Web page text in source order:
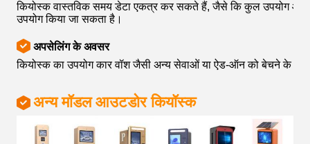
कियोस्क वास्तविक समय डेटा एकत्र कर सकते हैं, जैसे कि कुल उपयोग और
उपयोग किया जा सकता है।
अपसेलिंग के अवसर
कियोस्क का उपयोग कार वॉश जैसी अन्य सेवाओं या ऐड-ऑन को बेचने के
अन्य मॉडल आउटडोर कियॉस्क